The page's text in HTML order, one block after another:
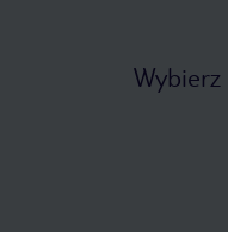
Wybierz